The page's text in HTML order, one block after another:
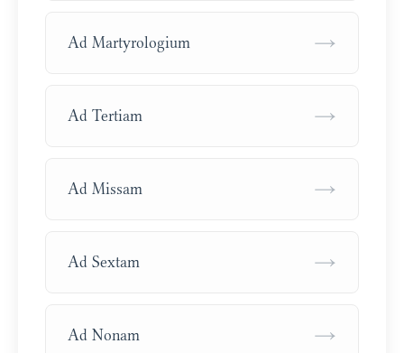
Ad Martyrologium →
Ad Tertiam →
Ad Missam →
Ad Sextam →
Ad Nonam →